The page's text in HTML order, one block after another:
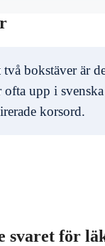
två bokstäver är
upp i
korsord.
svaret för